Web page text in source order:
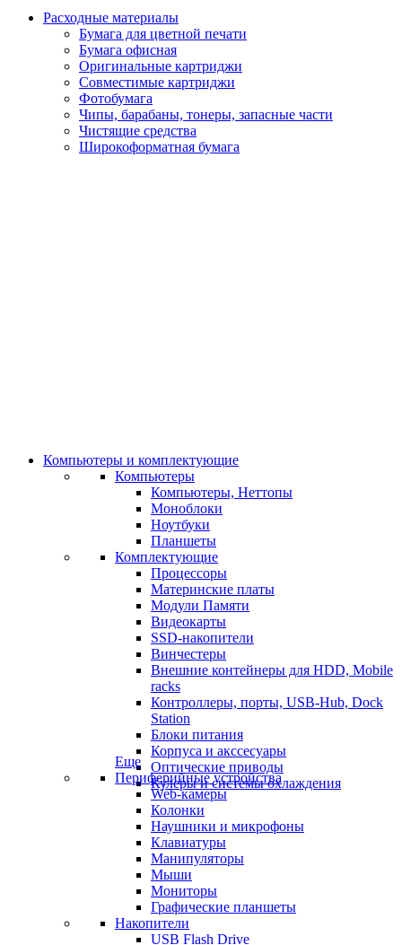
Расходные материалы
Бумага для цветной печати
Бумага офисная
Оригинальные картриджи
Совместимые картриджи
Фотобумага
Чипы, барабаны, тонеры, запасные части
Чистящие средства
Широкоформатная бумага
Компьютеры и комплектующие
Компьютеры
Компьютеры, Неттопы
Моноблоки
Ноутбуки
Планшеты
Комплектующие
Процессоры
Материнские платы
Модули Памяти
Видеокарты
SSD-накопители
Винчестеры
Внешние контейнеры для HDD, Mobile
racks
Контроллеры, порты, USB-Hub, Dock
Station
Блоки питания
Корпуса и акссесуары
Оптические приводы
Кулеры и системы охлаждения
Еще
Периферийные устройства
Web-камеры
Колонки
Наушники и микрофоны
Клавиатуры
Манипуляторы
Мыши
Мониторы
Графические планшеты
Накопители
USB Flash Drive